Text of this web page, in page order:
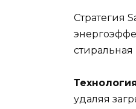
Стратегия
удаляя